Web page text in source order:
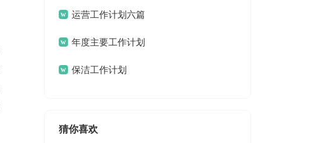
篇 运营工作计划六篇
年度主要工作计划
三篇保洁工作计划
猜你喜欢